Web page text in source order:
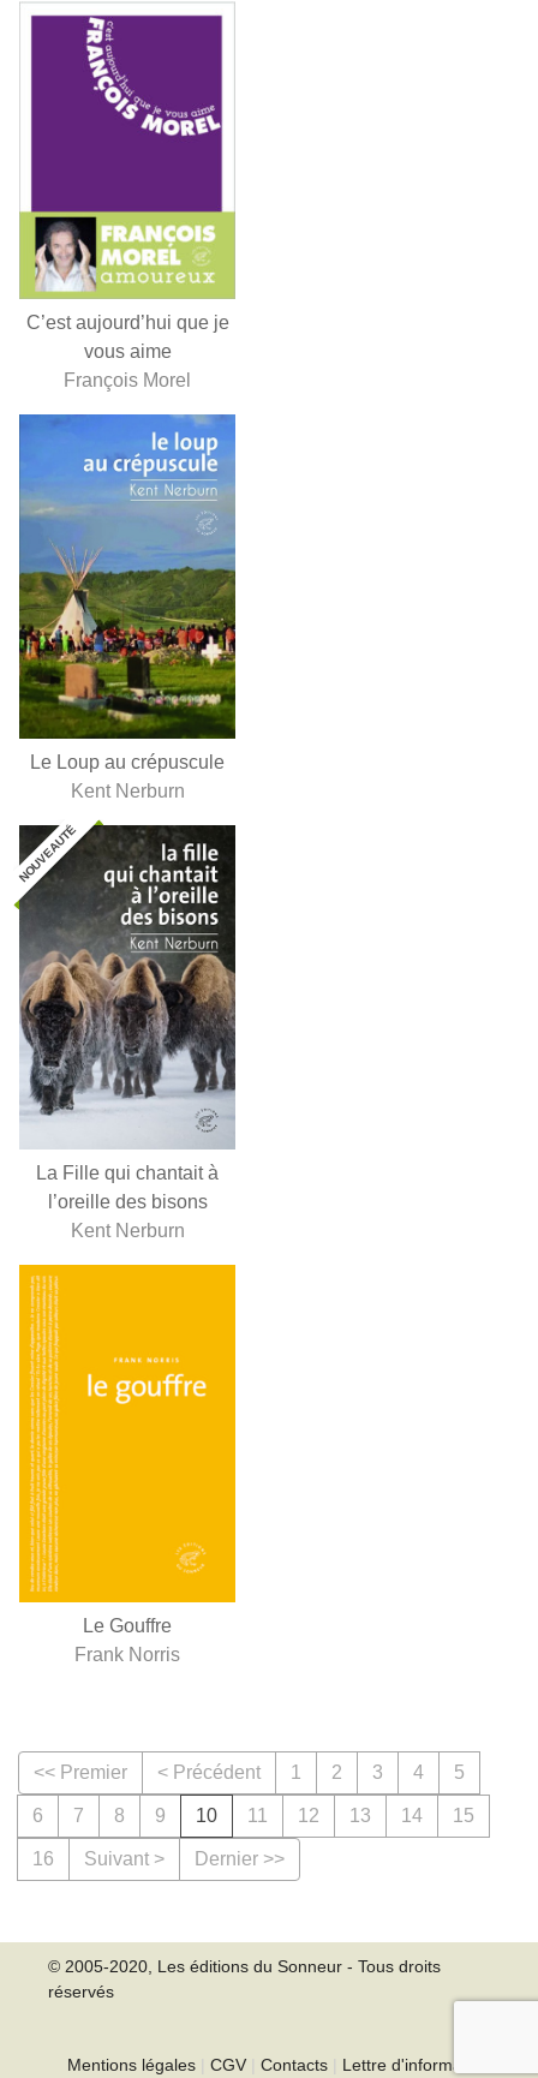
C’est aujourd’hui que je
vous aime
François Morel
Le Loup au crépuscule
Kent Nerburn
NOUVEAUTÉ
La Fille qui chantait à
l’oreille des bisons
Kent Nerburn
Le Gouffre
Frank Norris
<< Premier < Précédent 1 2 3 4 5
6 7 8 9 10 11 12 13 14 15
16 Suivant > Dernier >>
© 2005-2020, Les éditions du Sonneur - Tous droits
réservés
Mentions légales CGV Contacts Lettre d'information